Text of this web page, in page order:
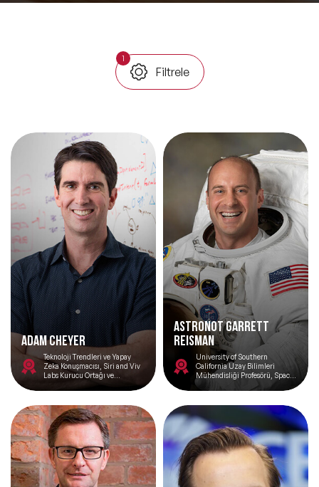
🔥 Global Konuşmacılar
🔥 Motivasyon Konuşmacıları
🔥 Liderlik Konuşmacıları
🔥 Ekonomi Konuşmacıları
🔥 Yapay Zeka Konuşmacıları
1
Filtrele
ADAM CHEYER
Teknoloji Trendleri ve Yapay
Zeka Konuşmacısı, Siri and Viv
Labs Kurucu Ortağı ve
Mühendislikten Sorumlu
Başkan Yardımcısı
ASTRONOT GARRETT
REISMAN
University of Southern
California Uzay Bilimleri
Mühendisliği Profesörü, SpaceX
Kıdemli Danışmanı